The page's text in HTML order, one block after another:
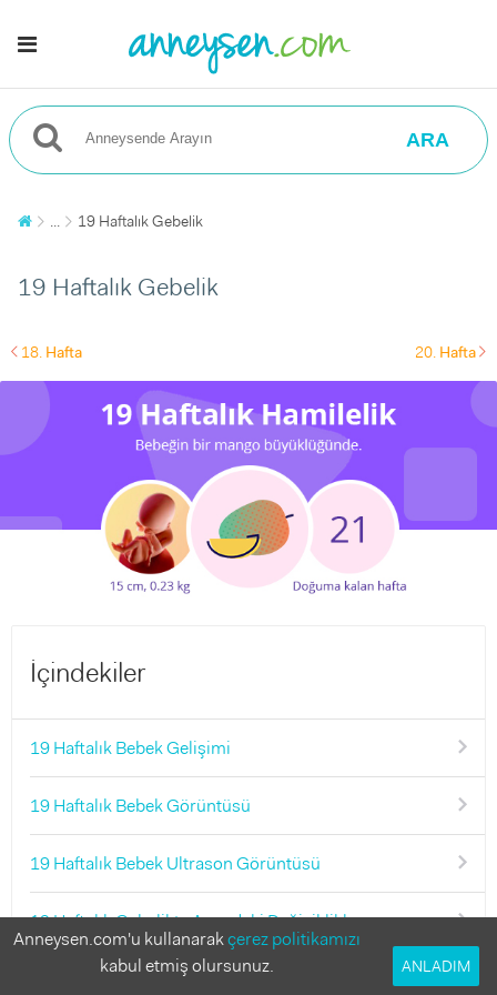
ARA
... 19 Haftalık Gebelik
19 Haftalık Gebelik
left 18. Hafta 20. Hafta right
İçindekiler
19 Haftalık Bebek Gelişimi
19 Haftalık Bebek Görüntüsü
19 Haftalık Bebek Ultrason Görüntüsü
19 Haftalık Gebelikte Annedeki Değişiklikler
19. Haftada Gebelik Semptomları
Anneysen.com'u kullanarakçerez politikamızı
kabul etmiş olursunuz.
ANLADIM